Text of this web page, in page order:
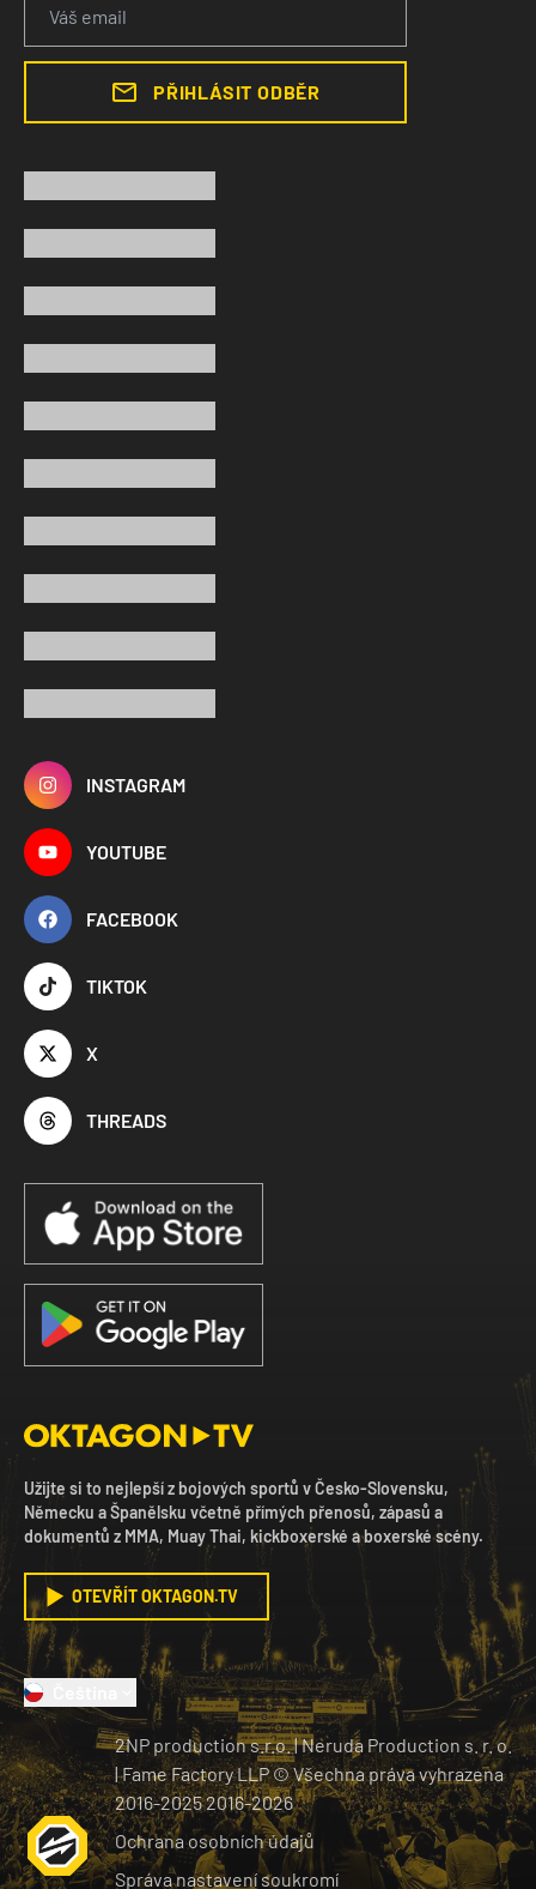
PŘIHLÁSIT ODBĚR
INSTAGRAM
YOUTUBE
FACEBOOK
TIKTOK
X
THREADS
Užijte si to nejlepší z bojových sportů v Česko-Slovensku,
Německu a Španělsku včetně přímých přenosů, zápasů a
dokumentů z MMA, Muay Thai, kickboxerské a boxerské scény.
OTEVŘÍT OKTAGON.TV
2NP production s.r.o.|Neruda Production s. r. o.
| Fame Factory LLP © Všechna práva vyhrazena
2016-20252016-2026
Ochrana osobních údajů
Správa nastavení soukromí